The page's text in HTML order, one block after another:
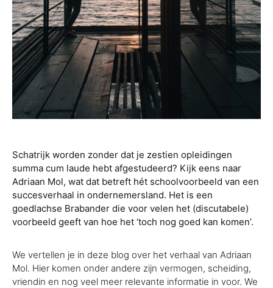
Schatrijk worden zonder dat je zestien opleidingen
summa cum laude hebt afgestudeerd? Kijk eens naar
Adriaan Mol, wat dat betreft hét schoolvoorbeeld van een
succesverhaal in ondernemersland. Het is een
goedlachse Brabander die voor velen het (discutabele)
voorbeeld geeft van hoe het ‘toch nog goed kan komen’.
We vertellen je in deze blog over het verhaal van Adriaan
Mol. Hier komen onder andere zijn vermogen, scheiding,
vriendin en nog veel meer relevante informatie in voor. We